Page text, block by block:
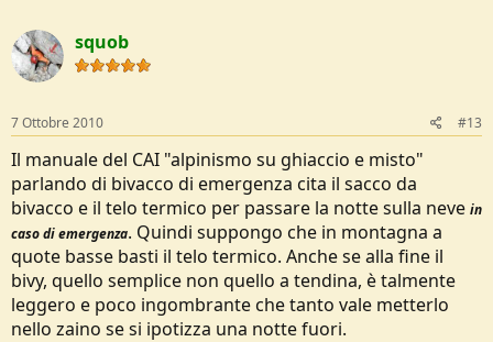
squob
7 Ottobre 2010 #13
Il manuale del CAI "alpinismo su ghiaccio e misto"
parlando di bivacco di emergenza cita il sacco da
bivacco e il telo termico per passare la notte sulla neve in
caso di emergenza. Quindi suppongo che in montagna a
quote basse basti il telo termico. Anche se alla fine il
bivy, quello semplice non quello a tendina, è talmente
leggero e poco ingombrante che tanto vale metterlo
nello zaino se si ipotizza una notte fuori.